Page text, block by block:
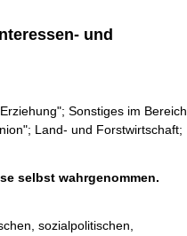
und
Sonstiges im Bereich
Land- und Forstwirtschaft;
selbst wahrgenommen.
sozialpolitischen,